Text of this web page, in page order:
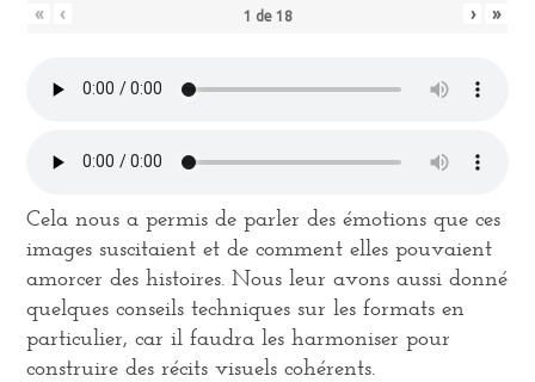
« ‹ 1 de 18 › »
Cela nous a permis de parler des émotions que ces
images suscitaient et de comment elles pouvaient
amorcer des histoires. Nous leur avons aussi donné
quelques conseils techniques sur les formats en
particulier, car il faudra les harmoniser pour
construire des récits visuels cohérents.